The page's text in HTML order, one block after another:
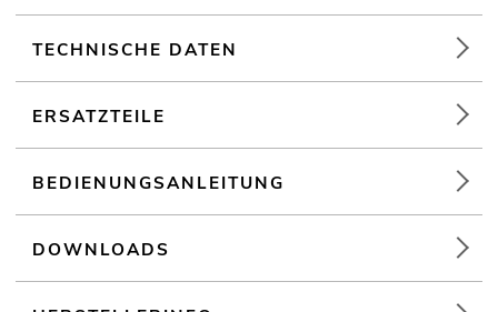
TECHNISCHE DATEN
ERSATZTEILE
BEDIENUNGSANLEITUNG
DOWNLOADS